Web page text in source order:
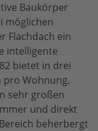
Baukörper
möglichen
Flachdach ein
intelligente
bietet in drei
pro Wohnung.
sehr großen
und direkt
beherbergt